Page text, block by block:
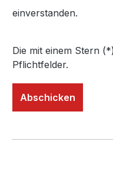
einverstanden.
Die mit einem Stern
Pflichtfelder.
Abschicken